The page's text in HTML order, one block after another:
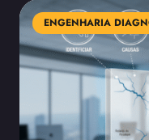
ENGENHARIA